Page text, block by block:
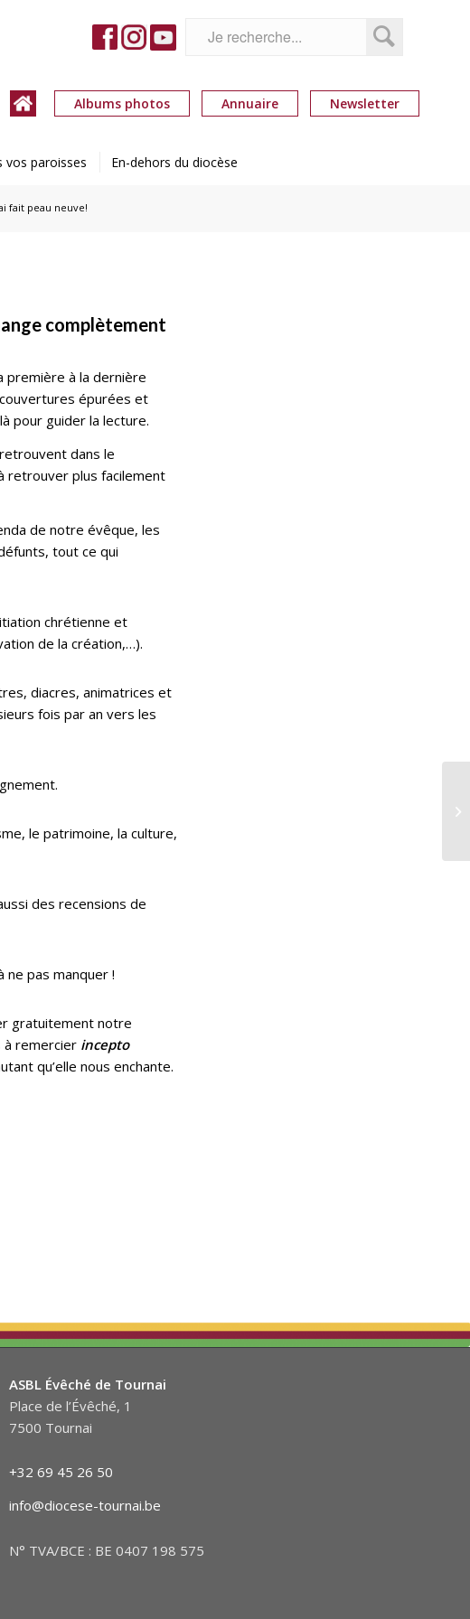
Albums photos Annuaire Newsletter
fait peau neuve!
vos paroisses En-dehors du diocèse
complètement
première à la dernière
épurées et
pour guider la lecture.
dans le
retrouver plus facilement
de notre évêque, les
tout ce qui
chrétienne et
de la création,…).
diacres, animatrices et
fois par an vers les
le patrimoine, la culture,
des recensions de
ne pas manquer !
gratuitement notre
à remercier incepto
qu’elle nous enchante.
ASBL Évêché de Tournai
Place de l’Évêché, 1
7500 Tournai
+32 69 45 26 50
info@diocese-tournai.be
N° TVA/BCE : BE 0407 198 575